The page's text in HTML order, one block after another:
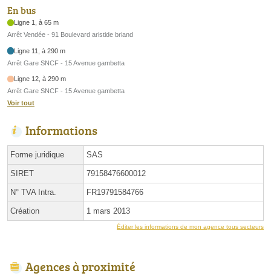
En bus
Ligne 1, à 65 m
Arrêt Vendée - 91 Boulevard aristide briand
Ligne 11, à 290 m
Arrêt Gare SNCF - 15 Avenue gambetta
Ligne 12, à 290 m
Arrêt Gare SNCF - 15 Avenue gambetta
Voir tout
Informations
Forme juridique SAS
SIRET 79158476600012
N° TVA Intra. FR19791584766
Création 1 mars 2013
Éditer les informations de mon agence tous secteurs
Agences à proximité